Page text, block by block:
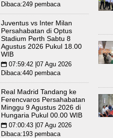
Dibaca:249 pembaca
Juventus vs Inter Milan
Persahabatan di Optus
Stadium Perth Sabtu 8
Agustus 2026 Pukul 18.00
WIB
📅 07:59:42 |07 Agu 2026
Dibaca:440 pembaca
Real Madrid Tandang ke
Ferencvaros Persahabatan
Minggu 9 Agustus 2026 di
Hungaria Pukul 00.00 WIB
📅 07:00:43 |07 Agu 2026
Dibaca:193 pembaca